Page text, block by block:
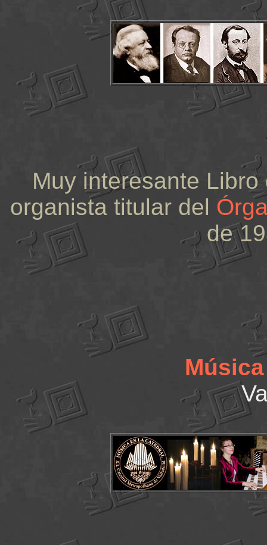
Muy interesante
organista titular del
de
Música